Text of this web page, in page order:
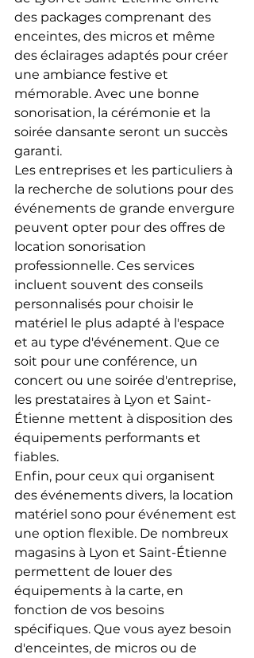
des packages comprenant des
enceintes, des micros et même
des éclairages adaptés pour créer
une ambiance festive et
mémorable. Avec une bonne
sonorisation, la cérémonie et la
soirée dansante seront un succès
garanti.
Les entreprises et les particuliers à
la recherche de solutions pour des
événements de grande envergure
peuvent opter pour des offres de
location sonorisation
professionnelle. Ces services
incluent souvent des conseils
personnalisés pour choisir le
matériel le plus adapté à l'espace
et au type d'événement. Que ce
soit pour une conférence, un
concert ou une soirée d'entreprise,
les prestataires à Lyon et Saint-
Étienne mettent à disposition des
équipements performants et
fiables.
Enfin, pour ceux qui organisent
des événements divers, la location
matériel sono pour événement est
une option flexible. De nombreux
magasins à Lyon et Saint-Étienne
permettent de louer des
équipements à la carte, en
fonction de vos besoins
spécifiques. Que vous ayez besoin
d'enceintes, de micros ou de